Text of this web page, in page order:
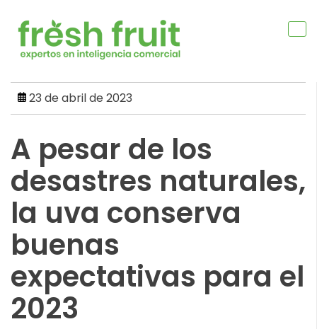
content
23 de abril de 2023
A pesar de los
desastres naturales,
la uva conserva
buenas
expectativas para el
2023